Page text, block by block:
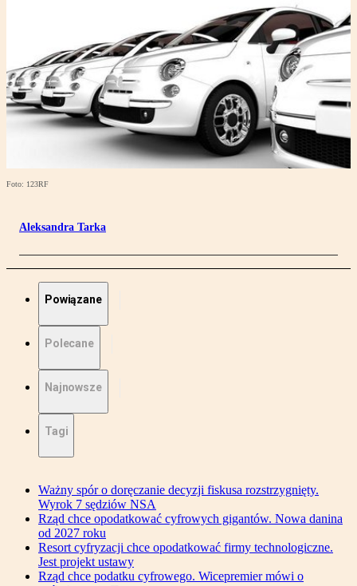
Foto: 123RF
Aleksandra Tarka
Powiązane
Polecane
Najnowsze
Tagi
Ważny spór o doręczanie decyzji fiskusa rozstrzygnięty.
Wyrok 7 sędziów NSA
Rząd chce opodatkować cyfrowych gigantów. Nowa danina
od 2027 roku
Resort cyfryzacji chce opodatkować firmy technologiczne.
Jest projekt ustawy
Rząd chce podatku cyfrowego. Wicepremier mówi o